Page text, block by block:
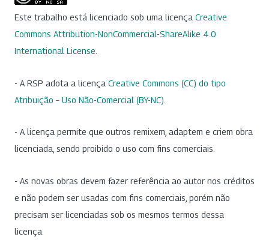
Este trabalho está licenciado sob uma licença Creative
Commons Attribution-NonCommercial-ShareAlike 4.0
International License
- A RSP adota a licença Creative Commons (CC) do tipo
Atribuição – Uso Não-Comercial (BY-NC)
- A licença permite que outros remixem, adaptem e criem obra
licenciada, sendo proibido o uso com fins comerciais.
- As novas obras devem fazer referência ao autor nos créditos
e não podem ser usadas com fins comerciais, porém não
precisam ser licenciadas sob os mesmos termos dessa
licença.